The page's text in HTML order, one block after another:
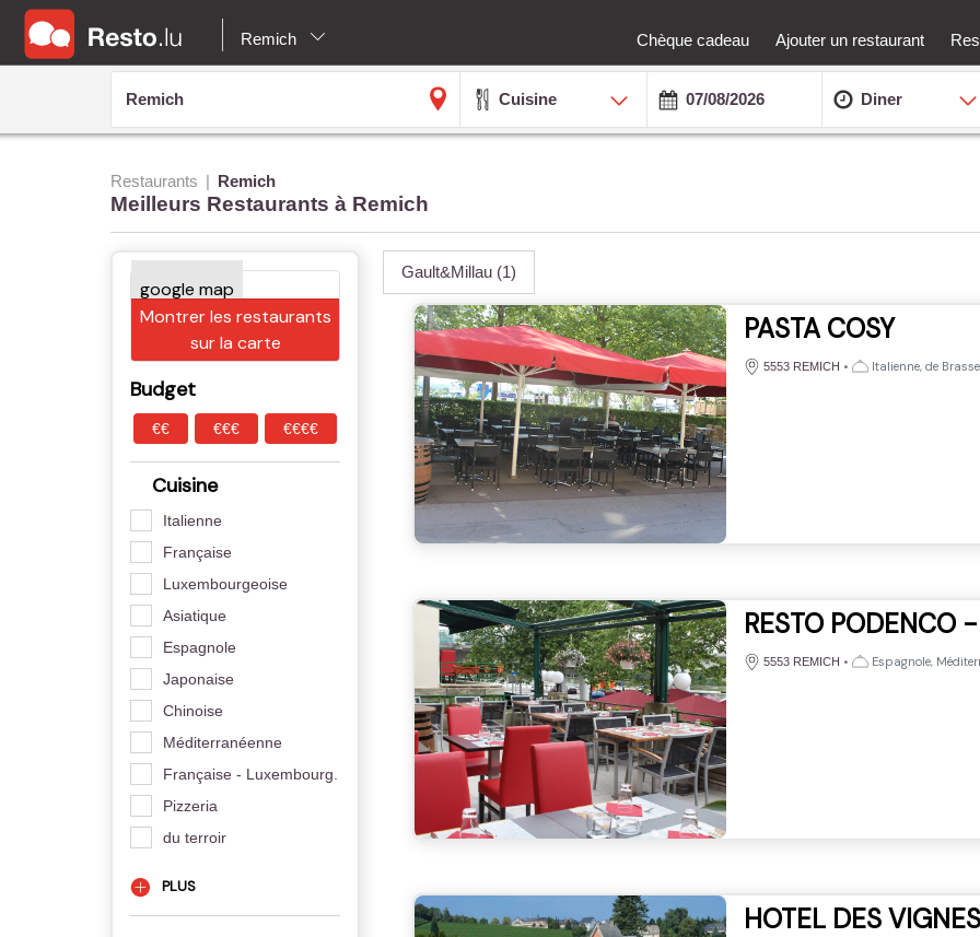
Remich Chèque cadeau Ajouter un restaurant
Cuisine Diner
Restaurants Remich
Meilleurs Restaurants à Remich
Montrer les restaurants
sur la carte
Budget
€€ €€€ €€€€
Cuisine
Italienne
Française
Luxembourgeoise
Asiatique
Espagnole
Japonaise
Chinoise
Méditerranéenne
Française - Luxembourg.
Pizzeria
du terroir
PLUS
Gault&Millau (1)
PASTA COSY
5553 REMICH • Italienne, de
RESTO PODENCO
5553 REMICH • Espagnole,
HOTEL DES